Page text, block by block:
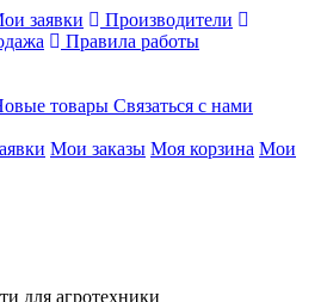
заявки
Производители
Правила работы
товары Связаться с нами
Мои заказы Моя корзина Мои
для агротехники